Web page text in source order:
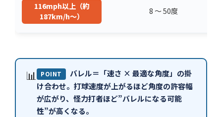
116mph以上（約
187km/h〜）
8 〜 50度
📊 POINT
バレル＝「速さ × 最適な角度」の掛
け合わせ。打球速度が上がるほど角度の許容幅
が広がり、怪力打者ほど”バレルになる可能
性”が高くなる。